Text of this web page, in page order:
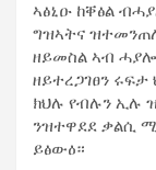
ኣፅኒዑ ከቐፅል
ግዝኣትና
ዘይመስል ኣብ
ዘይተረጋገፀን
ክህሉ የብሉን ኢሉ
ንዝተዋደደ ቃልሲ
ይፅውዕ።